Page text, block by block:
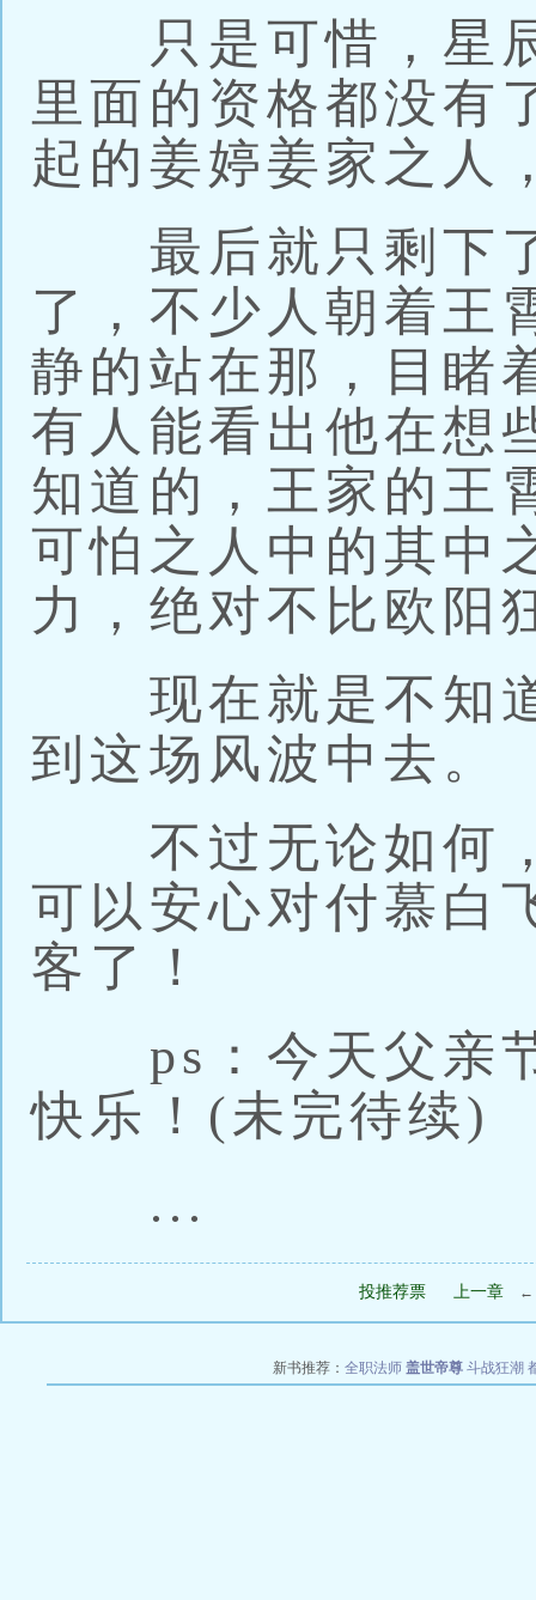
只是可惜，星辰
里面的资格都没有
起的姜婷姜家之人
最后就只剩下了
了，不少人朝着王
静的站在那，目睹
有人能看出他在想
知道的，王家的王
可怕之人中的其中
力，绝对不比欧阳
现在就是不知道
到这场风波中去。
不过无论如何，
可以安心对付慕白
客了！
ps：今天父亲节
快乐！(未完待续)
...
投推荐票 上一章 ←
新书推荐： 全职法师 盖世帝尊 斗战狂潮